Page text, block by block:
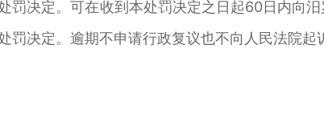
罚决定。可在收到本处罚决定之日起60日内向
罚决定。逾期不申请行政复议也不向人民法院